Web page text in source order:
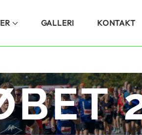
GALLERI KONTAKT